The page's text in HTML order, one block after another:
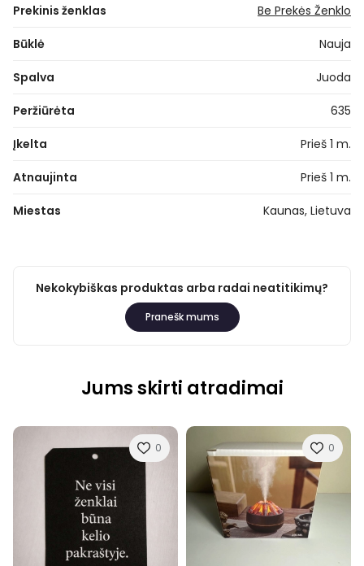
Prekinis ženklas Be Prekės Ženklo
Būklė Nauja
Spalva Juoda
Peržiūrėta 635
Įkelta Prieš 1 m.
Atnaujinta Prieš 1 m.
Miestas Kaunas, Lietuva
Nekokybiškas produktas arba radai neatitikimų?
Pranešk mums
Jums skirti atradimai
0 0